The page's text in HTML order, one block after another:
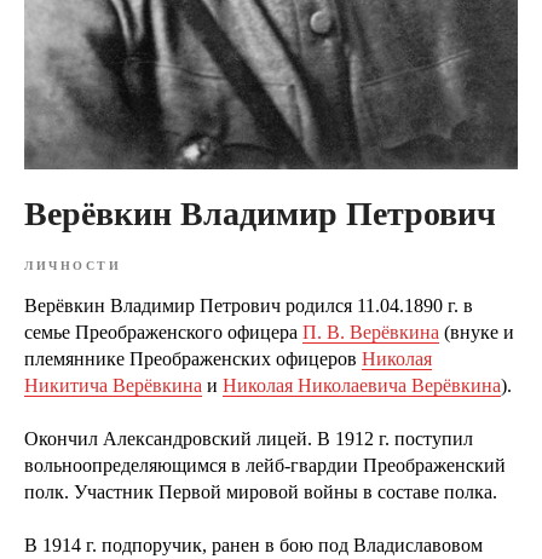
Верёвкин Владимир Петрович
ЛИЧНОСТИ
Верёвкин Владимир Петрович родился 11.04.1890 г. в
семье Преображенского офицера П. В. Верёвкина (внуке и
племяннике Преображенских офицеров Николая
Никитича Верёвкина и Николая Николаевича Верёвкина).
Окончил Александровский лицей. В 1912 г. поступил
вольноопределяющимся в лейб-гвардии Преображенский
полк. Участник Первой мировой войны в составе полка.
В 1914 г. подпоручик, ранен в бою под Владиславовом